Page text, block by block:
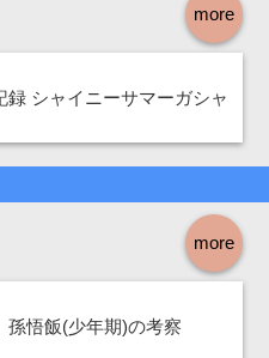
more
録 シャイニーサマーガシャ
more
孫悟飯(少年期)の考察